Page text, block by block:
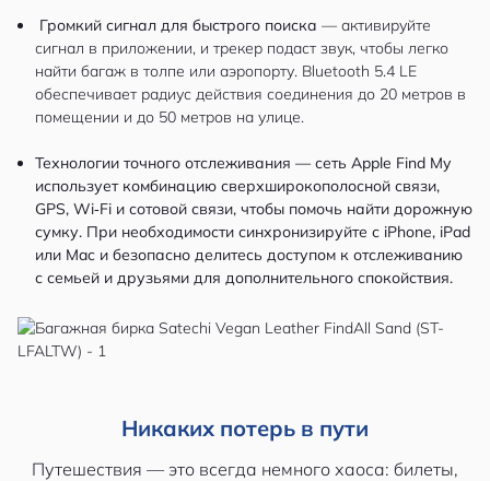
Громкий сигнал для быстрого поиска — активируйте
сигнал в приложении, и трекер подаст звук, чтобы легко
найти багаж в толпе или аэропорту. Bluetooth 5.4 LE
обеспечивает радиус действия соединения до 20 метров в
помещении и до 50 метров на улице.
Технологии точного отслеживания — сеть Apple Find My
использует комбинацию сверхширокополосной связи,
GPS, Wi‑Fi и сотовой связи, чтобы помочь найти дорожную
сумку. При необходимости синхронизируйте с iPhone, iPad
или Mac и безопасно делитесь доступом к отслеживанию
с семьей и друзьями для дополнительного спокойствия.
Никаких потерь в пути
Путешествия — это всегда немного хаоса: билеты,